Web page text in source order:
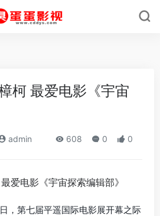
柯 最爱电影《宇宙
admin 608 0 0
，第七届平遥国际电影展开幕之际